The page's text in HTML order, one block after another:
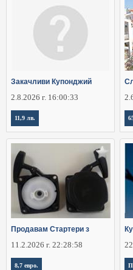
Закачливи Купонджий
2.8.2026 г. 16:00:33
11,9 лв.
Продавам Стартери з
11.2.2026 г. 22:28:58
8,7 евро.